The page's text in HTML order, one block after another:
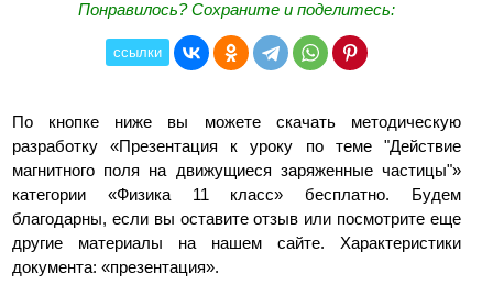
Понравилось? Сохраните и поделитесь:
ссылки
По кнопке ниже вы можете скачать методическую
разработку «Презентация к уроку по теме "Действие
магнитного поля на движущиеся заряженные частицы"»
категории «Физика 11 класс» бесплатно. Будем
благодарны, если вы оставите отзыв или посмотрите еще
другие материалы на нашем сайте. Характеристики
документа: «презентация».